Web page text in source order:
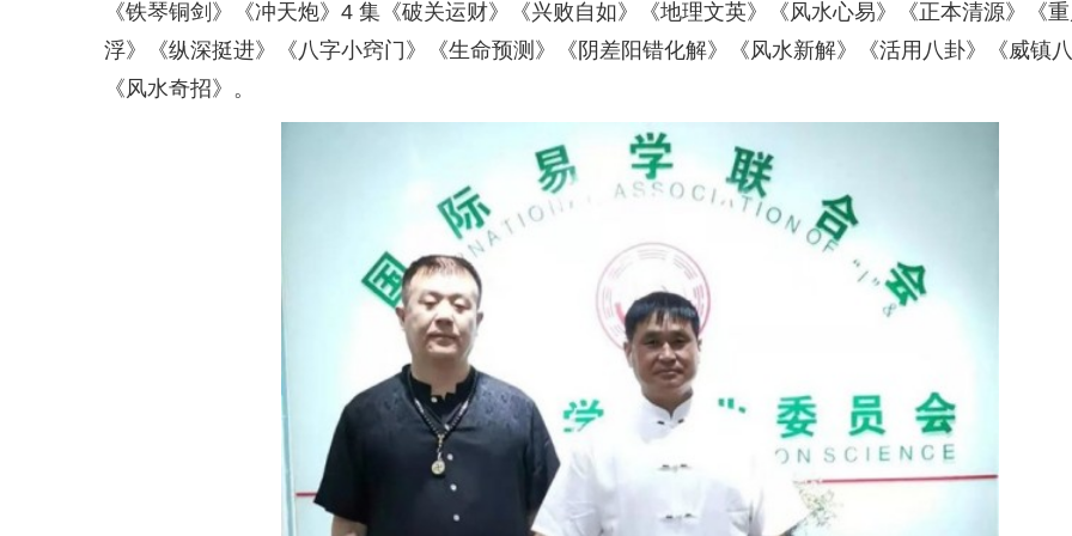
《铁琴铜剑》《冲天炮》4 集《破关运财》《兴败自如》《地理文英》《风水心易》《正本清源》《重
浮》《纵深挺进》《八字小窍门》《生命预测》《阴差阳错化解》《风水新解》《活用八卦》《威镇八
《风水奇招》。